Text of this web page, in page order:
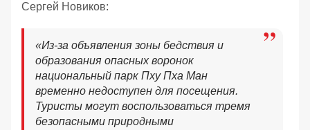
Сергей Новиков:
«Из-за объявления зоны бедствия и
образования опасных воронок
национальный парк Пху Пха Ман
временно недоступен для посещения.
Туристы могут воспользоваться тремя
безопасными природными